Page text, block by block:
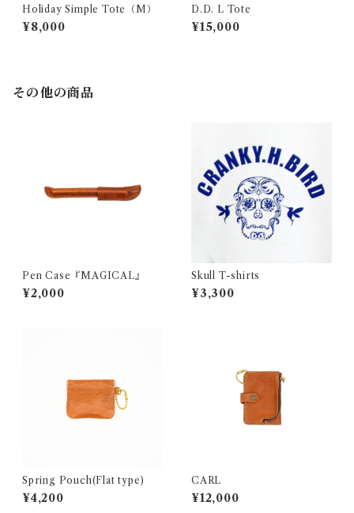
Holiday Simple Tote（M）
¥8,000
D.D. L Tote
¥15,000
その他の商品
Pen Case『MAGICAL』
¥2,000
Skull T-shirts
¥3,300
Spring Pouch(Flat type)
¥4,200
CARL
¥12,000